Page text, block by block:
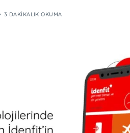
3 DAKIKALIK OKUMA